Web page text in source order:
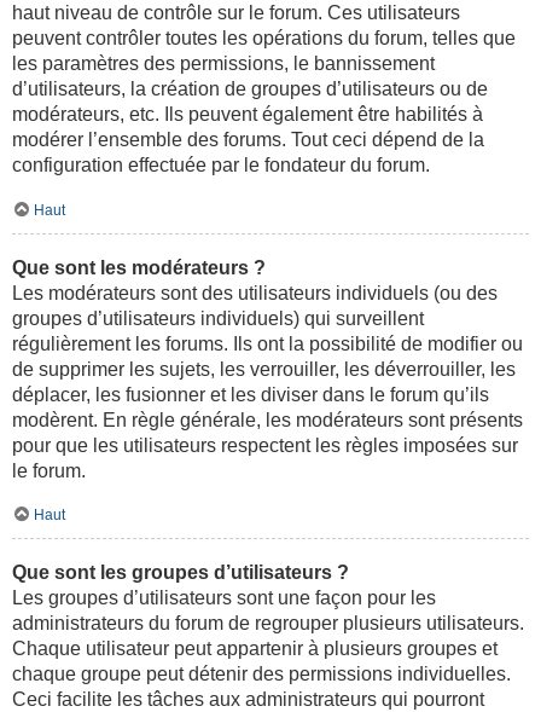
haut niveau de contrôle sur le forum. Ces utilisateurs
peuvent contrôler toutes les opérations du forum, telles que
les paramètres des permissions, le bannissement
d’utilisateurs, la création de groupes d’utilisateurs ou de
modérateurs, etc. Ils peuvent également être habilités à
modérer l’ensemble des forums. Tout ceci dépend de la
configuration effectuée par le fondateur du forum.
Haut
Que sont les modérateurs ?
Les modérateurs sont des utilisateurs individuels (ou des
groupes d’utilisateurs individuels) qui surveillent
régulièrement les forums. Ils ont la possibilité de modifier ou
de supprimer les sujets, les verrouiller, les déverrouiller, les
déplacer, les fusionner et les diviser dans le forum qu’ils
modèrent. En règle générale, les modérateurs sont présents
pour que les utilisateurs respectent les règles imposées sur
le forum.
Haut
Que sont les groupes d’utilisateurs ?
Les groupes d’utilisateurs sont une façon pour les
administrateurs du forum de regrouper plusieurs utilisateurs.
Chaque utilisateur peut appartenir à plusieurs groupes et
chaque groupe peut détenir des permissions individuelles.
Ceci facilite les tâches aux administrateurs qui pourront